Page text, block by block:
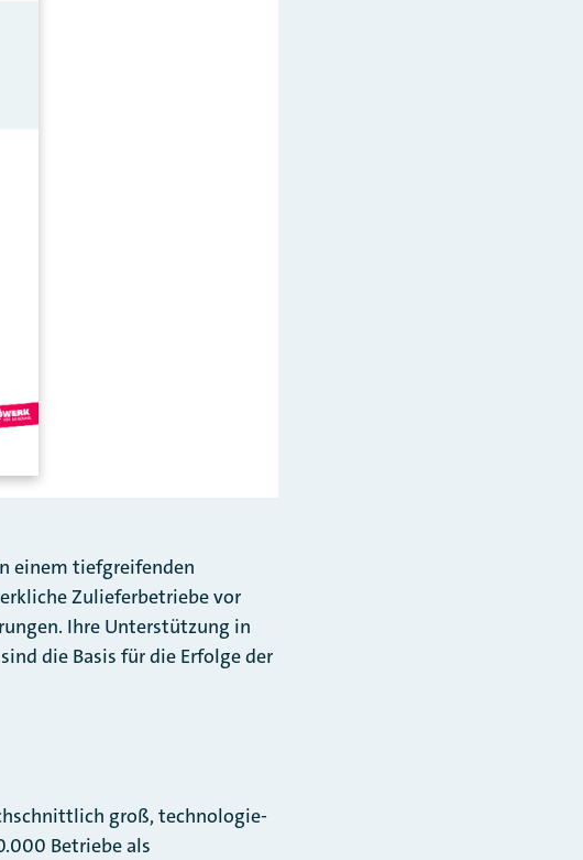
einem tiefgreifenden
Zulieferbetriebe vor
Ihre Unterstützung in
die Basis für die Erfolge der
groß, technologie-
Betriebe als